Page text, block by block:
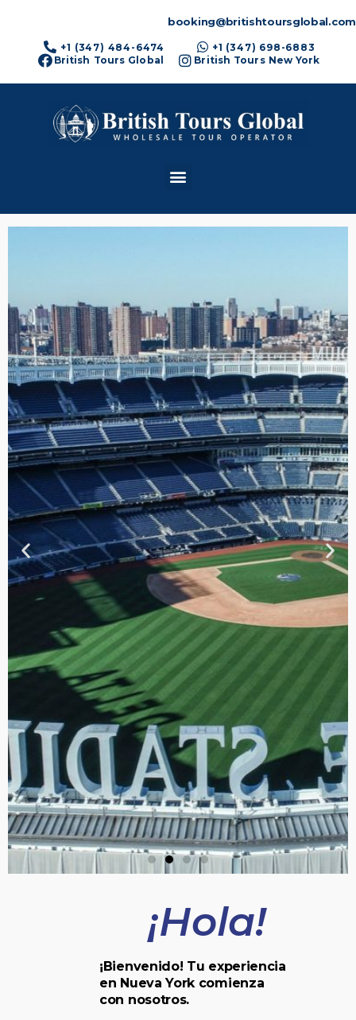
booking@britishtoursglobal.com
+1 (347) 484-6474
+1 (347) 698-6883
British Tours Global
British Tours New York
TOUR DE
CONTRASTES
¡Hola!
¡Bienvenido! Tu experiencia
en Nueva York comienza
con nosotros.